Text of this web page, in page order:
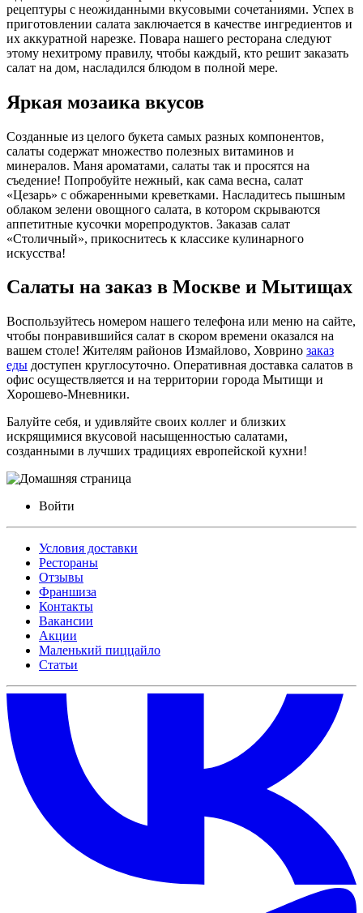
рецептуры с неожиданными вкусовыми сочетаниями. Успех в
приготовлении салата заключается в качестве ингредиентов и
их аккуратной нарезке. Повара нашего ресторана следуют
этому нехитрому правилу, чтобы каждый, кто решит заказать
салат на дом, насладился блюдом в полной мере.
Яркая мозаика вкусов
Созданные из целого букета самых разных компонентов,
салаты содержат множество полезных витаминов и
минералов. Маня ароматами, салаты так и просятся на
съедение! Попробуйте нежный, как сама весна, салат
«Цезарь» с обжаренными креветками. Насладитесь пышным
облаком зелени овощного салата, в котором скрываются
аппетитные кусочки морепродуктов. Заказав салат
«Столичный», прикоснитесь к классике кулинарного
искусства!
Салаты на заказ в Москве и Мытищах
Воспользуйтесь номером нашего телефона или меню на сайте,
чтобы понравившийся салат в скором времени оказался на
вашем столе! Жителям районов Измайлово, Ховрино заказ
еды доступен круглосуточно. Оперативная доставка салатов в
офис осуществляется и на территории города Мытищи и
Хорошево-Мневники.
Балуйте себя, и удивляйте своих коллег и близких
искрящимися вкусовой насыщенностью салатами,
созданными в лучших традициях европейской кухни!
Войти
Условия доставки
Рестораны
Отзывы
Франшиза
Контакты
Вакансии
Акции
Маленький пиццайло
Статьи